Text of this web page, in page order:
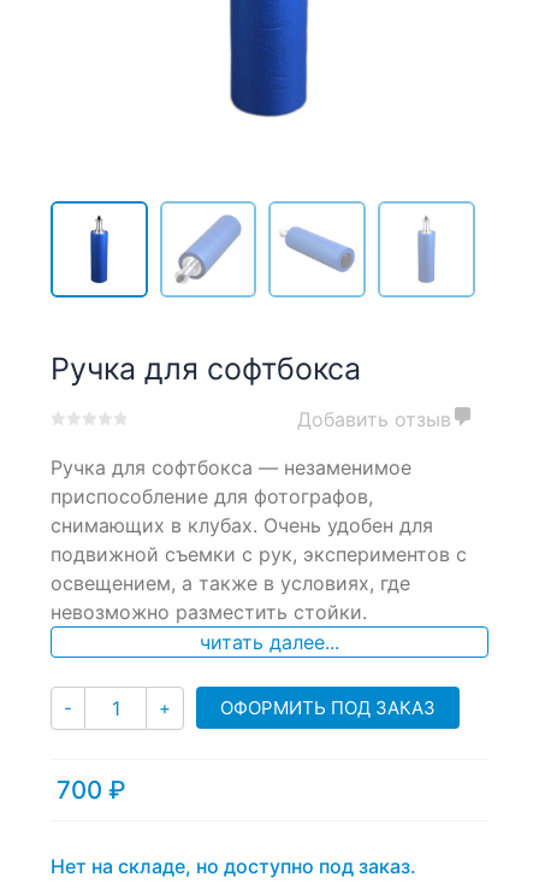
Ручка для софтбокса
out
based
on
customer
ratings
Добавить отзыв
Ручка для софтбокса — незаменимое
приспособление для фотографов,
снимающих в клубах. Очень удобен для
подвижной съемки с рук, экспериментов с
освещением, а также в условиях, где
невозможно разместить стойки.
читать далее...
- Количество
+ ОФОРМИТЬ ПОД ЗАКАЗ
700 ₽
Нет на складе, но доступно под заказ.